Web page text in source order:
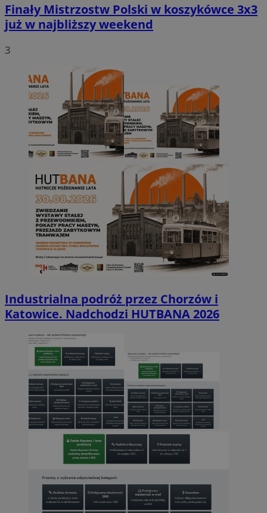
Finały Mistrzostw Polski w koszykówce 3x3
już w najbliższy weekend
3
Industrialna podróż przez Chorzów i
Katowice. Nadchodzi HUTBANA 2026